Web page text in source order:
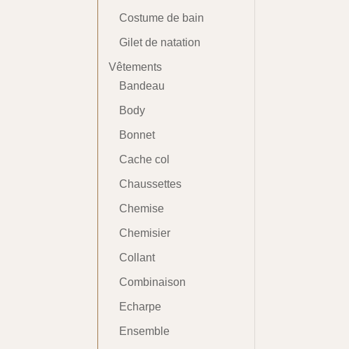
Costume de bain
Gilet de natation
Vêtements
Bandeau
Body
Bonnet
Cache col
Chaussettes
Chemise
Chemisier
Collant
Combinaison
Echarpe
Ensemble